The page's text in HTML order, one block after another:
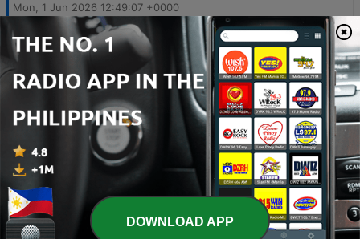
Mon, 1 Jun 2026 12:49:07 +0000
134 - Gerd Zenhäusern und die WM vor der Haustüre
31 May 2026
133 - Ueli Schwarz und die Erinnerungen an Väterchen
Tichonow
29 May 2026
132 - Alina Müller und das Leben als Profi in
Nordamerika
131 - Chris Baltisberger und der Wandel zum
friedvollen Krieger
DOWNLOAD APP